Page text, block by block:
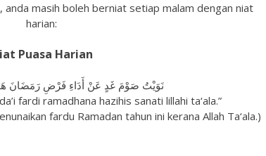
masih boleh berniat setiap malam dengan niat
harian:
Puasa Harian
نَوَيْتُ صَوْمَ غَدٍ عَنْ أَدَاءِ فَرْضِ رَمَضَانَ
fardi ramadhana hazihis sanati lillahi ta‘ala.”
fardu Ramadan tahun ini kerana Allah Ta‘ala.)